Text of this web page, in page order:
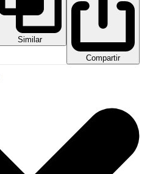
Similar
Compartir